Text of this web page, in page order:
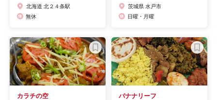
北海道 北２４条駅
無休
茨城県 水戸市
日曜・月曜
カラチの空 バナナリーフ